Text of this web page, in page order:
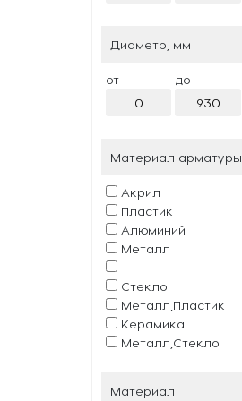
Металл,Полимер
Стекло,Пластик
Силикон
Картон
ПВХ
Карболит
Диаметр, мм
от до
Материал арматуры
Акрил
Пластик
Алюминий
Металл
Стекло
Металл,Пластик
Керамика
Металл,Стекло
Материал